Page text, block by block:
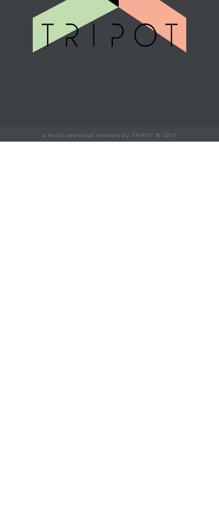
a multi-sensorial artwork by TRIPOT © 2017